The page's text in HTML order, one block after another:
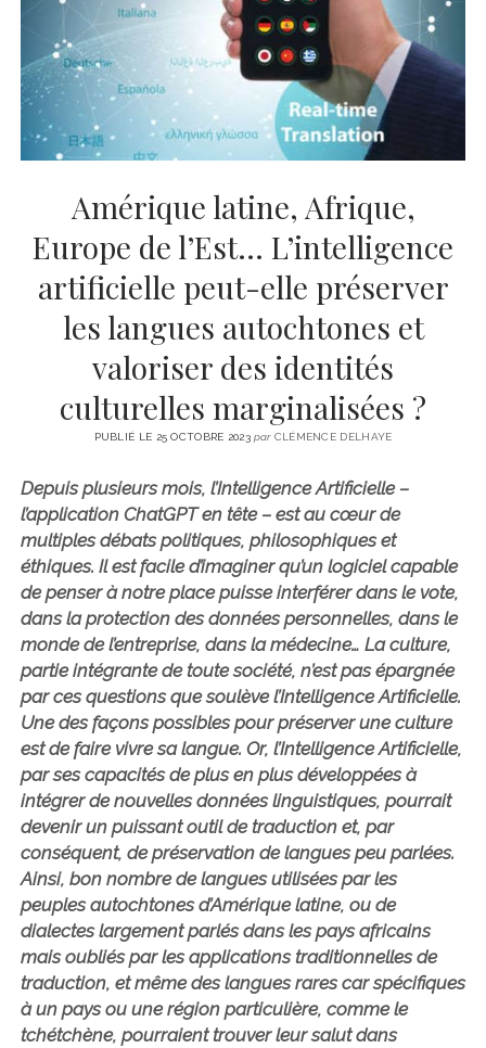
CINÉMA
LITTÉRATURE
ÉCONOMIE
SPORT
SANTÉ
instagram
emailemail-
form
Amérique latine, Afrique,
Europe de l’Est… L’intelligence
artificielle peut-elle préserver
les langues autochtones et
valoriser des identités
culturelles marginalisées ?
PUBLIÉ LE 25 OCTOBRE 2023parCLÉMENCE DELHAYE
Depuis plusieurs mois, l’Intelligence Artificielle –
l’application ChatGPT en tête – est au cœur de
multiples débats politiques, philosophiques et
éthiques. Il est facile d’imaginer qu’un logiciel capable
de penser à notre place puisse interférer dans le vote,
dans la protection des données personnelles, dans le
monde de l’entreprise, dans la médecine… La culture,
partie intégrante de toute société, n’est pas épargnée
par ces questions que soulève l’Intelligence Artificielle.
Une des façons possibles pour préserver une culture
est de faire vivre sa langue. Or, l’Intelligence Artificielle,
par ses capacités de plus en plus développées à
intégrer de nouvelles données linguistiques, pourrait
devenir un puissant outil de traduction et, par
conséquent, de préservation de langues peu parlées.
Ainsi, bon nombre de langues utilisées par les
peuples autochtones d’Amérique latine, ou de
dialectes largement parlés dans les pays africains
mais oubliés par les applications traditionnelles de
traduction, et même des langues rares car spécifiques
à un pays ou une région particulière, comme le
tchétchène, pourraient trouver leur salut dans